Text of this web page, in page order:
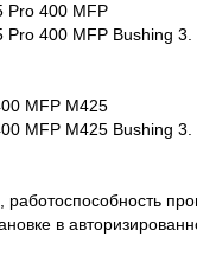
Pro 400 MFP
Pro 400 MFP Bushing 3.
MFP M425
MFP M425 Bushing 3.
работоспособность
в